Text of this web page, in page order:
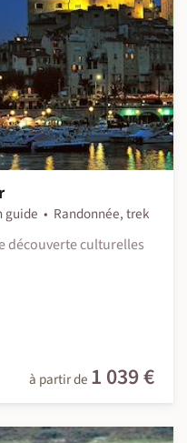
guide
Randonnée, trek
découverte culturelles
à partir de 1 039 €